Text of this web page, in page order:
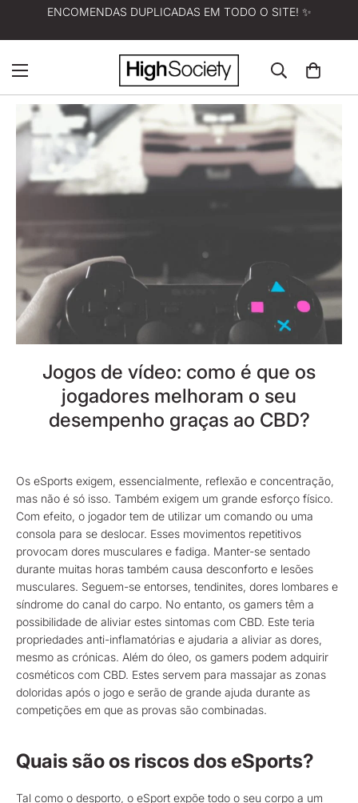
ENCOMENDAS DUPLICADAS EM TODO O SITE! ✨
Jogos de vídeo: como é que os
jogadores melhoram o seu
desempenho graças ao CBD?
Os eSports exigem, essencialmente, reflexão e concentração,
mas não é só isso. Também exigem um grande esforço físico.
Com efeito, o jogador tem de utilizar um comando ou uma
consola para se deslocar. Esses movimentos repetitivos
provocam dores musculares e fadiga. Manter-se sentado
durante muitas horas também causa desconforto e lesões
musculares. Seguem-se entorses, tendinites, dores lombares e
síndrome do canal do carpo. No entanto, os gamers têm a
possibilidade de aliviar estes sintomas com CBD. Este teria
propriedades anti-inflamatórias e ajudaria a aliviar as dores,
mesmo as crónicas. Além do óleo, os gamers podem adquirir
cosméticos com CBD. Estes servem para massajar as zonas
doloridas após o jogo e serão de grande ajuda durante as
competições em que as provas são combinadas.
Quais são os riscos dos eSports?
Tal como o desporto, o eSport expõe todo o seu corpo a um